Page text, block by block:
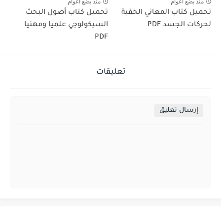
منذ بضع اعوام
تحميل كتاب المعاني الخفية
لحركات الجسد PDF
منذ بضع اعوام
تحميل كتاب أصول البحث
السيكولوجي علميا ومهنيا
PDF
تعليقات
إرسال تعليق